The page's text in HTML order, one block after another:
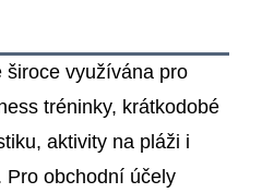
široce využívána pro
tréninky, krátkodobé
aktivity na pláži i
Pro obchodní účely